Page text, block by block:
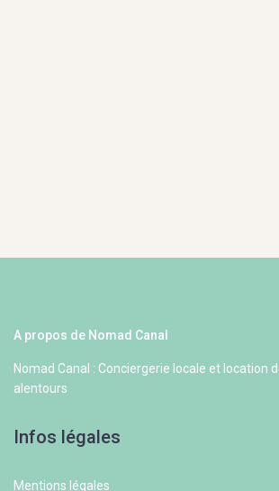
A propos de Nomad Canal
Nomad Canal : Conciergerie locale et location
alentours
Infos légales
Mentions légales